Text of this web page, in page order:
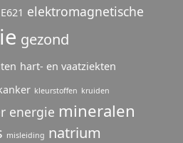
E621 elektromagnetische
gezond
hart- en vaatziekten
kleurstoffen kruiden
energie mineralen
misleiding natrium